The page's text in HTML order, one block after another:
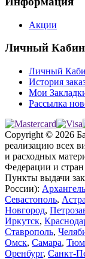
Акции
Личный
Личный
История
Мои
Рассылка
Copyright © 2026
реализацию всех
и расходных
Федерации и
Пункты выдачи
России):
Севастополь,
Новгород,
Иркутск,
Ставрополь,
Омск, Самара,
Оренбург, Санкт-